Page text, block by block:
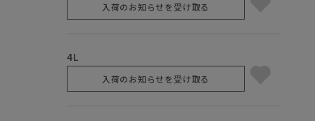
入荷のお知らせを受け取る
4L
入荷のお知らせを受け取る